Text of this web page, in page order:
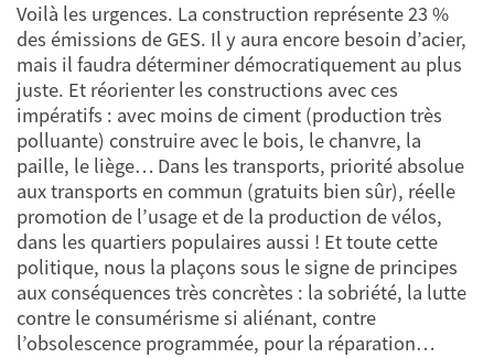
Voilà les urgences. La construction représente 23 %
des émissions de GES. Il y aura encore besoin d’acier,
mais il faudra déterminer démocratiquement au plus
juste. Et réorienter les constructions avec ces
impératifs : avec moins de ciment (production très
polluante) construire avec le bois, le chanvre, la
paille, le liège… Dans les transports, priorité absolue
aux transports en commun (gratuits bien sûr), réelle
promotion de l’usage et de la production de vélos,
dans les quartiers populaires aussi ! Et toute cette
politique, nous la plaçons sous le signe de principes
aux conséquences très concrètes : la sobriété, la lutte
contre le consumérisme si aliénant, contre
l’obsolescence programmée, pour la réparation…